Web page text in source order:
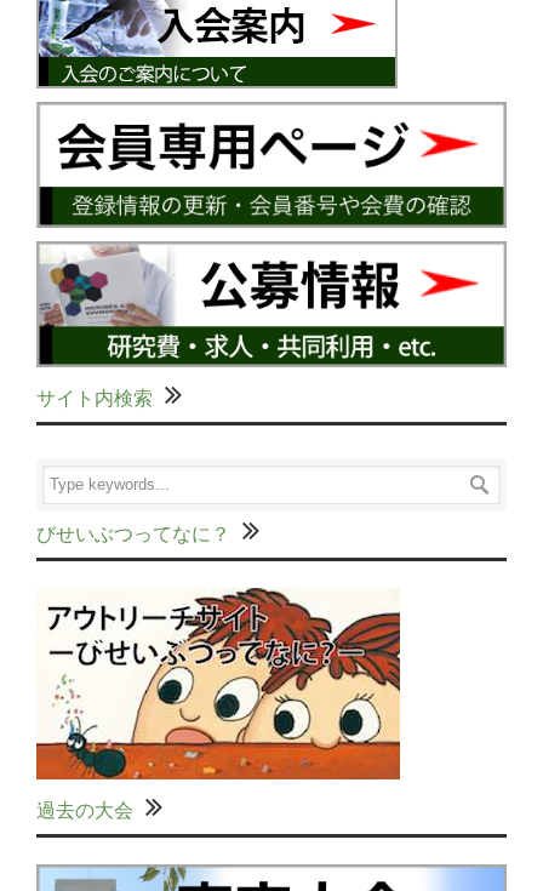
サイト内検索
びせいぶつってなに？
過去の大会